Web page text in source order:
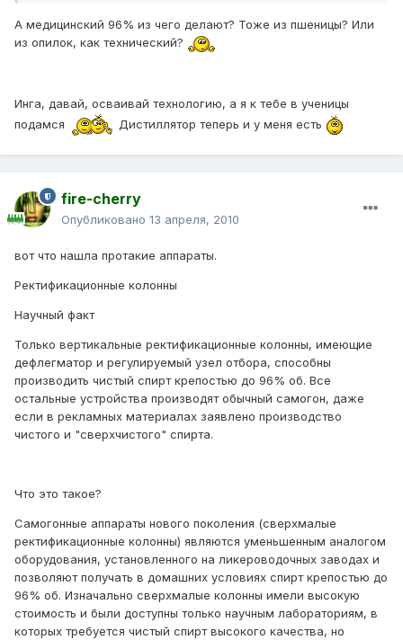
А медицинский 96% из чего делают? Тоже из пшеницы? Или
из опилок, как технический?
Инга, давай, осваивай технологию, а я к тебе в ученицы
подамся
Дистиллятор теперь и у меня есть
fire-cherry
Опубликовано 13 апреля, 2010
вот что нашла протакие аппараты.
Ректификационные колонны
Научный факт
Только вертикальные ректификационные колонны, имеющие
дефлегматор и регулируемый узел отбора, способны
производить чистый спирт крепостью до 96% об. Все
остальные устройства производят обычный самогон, даже
если в рекламных материалах заявлено производство
чистого и "сверхчистого" спирта.
Что это такое?
Самогонные аппараты нового поколения (сверхмалые
ректификационные колонны) являются уменьшенным аналогом
оборудования, установленного на ликероводочных заводах и
позволяют получать в домашних условиях спирт крепостью до
96% об. Изначально сверхмалые колонны имели высокую
стоимость и были доступны только научным лабораториям, в
которых требуется чистый спирт высокого качества, но